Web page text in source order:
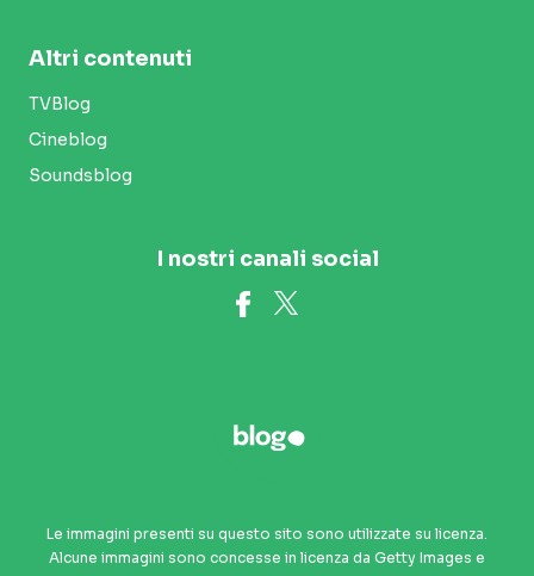
Altri contenuti
TVBlog
Cineblog
Soundsblog
I nostri canali social
Le immagini presenti su questo sito sono utilizzate su licenza.
Alcune immagini sono concesse in licenza da Getty Images e